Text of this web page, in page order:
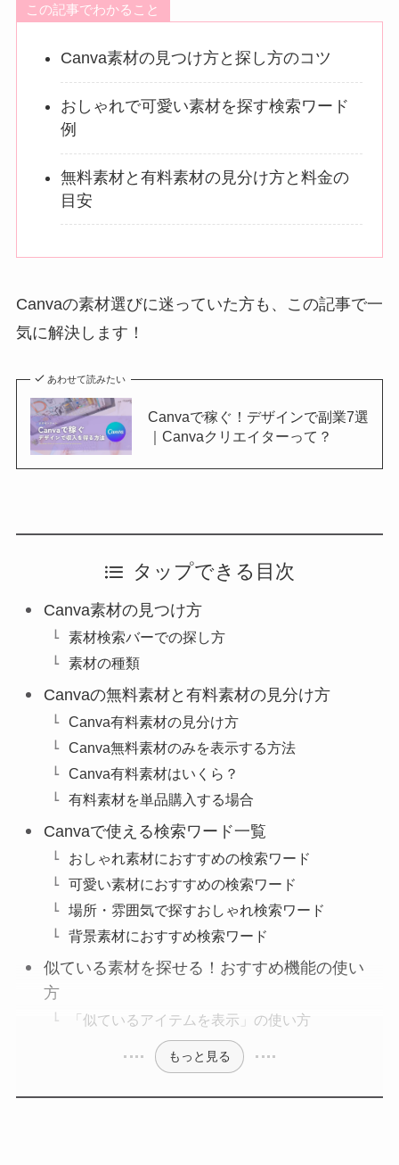
この記事でわかること
Canva素材の見つけ方と探し方のコツ
おしゃれで可愛い素材を探す検索ワード
例
無料素材と有料素材の見分け方と料金の
目安
Canvaの素材選びに迷っていた方も、この記事で一
気に解決します！
あわせて読みたい
Canvaで稼ぐ！デザインで副業7選
｜Canvaクリエイターって？
タップできる目次
Canva素材の見つけ方
素材検索バーでの探し方
素材の種類
Canvaの無料素材と有料素材の見分け方
Canva有料素材の見分け方
Canva無料素材のみを表示する方法
Canva有料素材はいくら？
有料素材を単品購入する場合
Canvaで使える検索ワード一覧
おしゃれ素材におすすめの検索ワード
可愛い素材におすすめの検索ワード
場所・雰囲気で探すおしゃれ検索ワード
背景素材におすすめ検索ワード
似ている素材を探せる！おすすめ機能の使い
方
「似ているアイテムを表示」の使い方
もっと見る